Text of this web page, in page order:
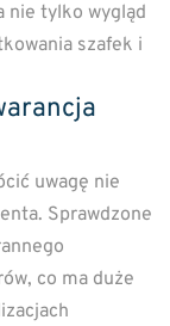
nie tylko wygląd
szafek i
uwagę nie
Sprawdzone
co ma duże